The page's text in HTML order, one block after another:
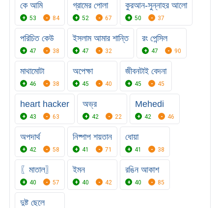
কে আমি
53 84
গ্রামের পোলা
52 67
কুরআন-সুন্নাহর আলো
50 37
পরিচিত কেউ
47 38
ইসলাম আমার শান্তি
47 32
রং পেন্সিল
47 90
মাথামোটা
46 38
অপেক্ষা
45 40
জীবনটাই বেদনা
45 45
heart hacker
43 63
অভ্র
42 22
Mehedi
42 46
অপদার্থ
42 58
নিষ্পাপ শয়তান
41 71
ধোয়া
41 38
〖মাতাল〗
40 57
ইমন
40 42
রঙিন আকাশ
40 85
দুষ্ট ছেলে